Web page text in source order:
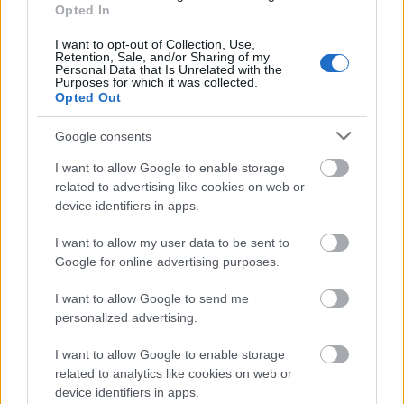
Opted In
I want to opt-out of Collection, Use,
Retention, Sale, and/or Sharing of my
Personal Data that Is Unrelated with the
Purposes for which it was collected.
Opted Out
Google consents
I want to allow Google to enable storage
related to advertising like cookies on web or
device identifiers in apps.
I want to allow my user data to be sent to
Google for online advertising purposes.
I want to allow Google to send me
personalized advertising.
I want to allow Google to enable storage
related to analytics like cookies on web or
device identifiers in apps.
Noel viszont egy egyszerű sorlemezt jelentetett meg,
szólómunkáit juttatja eszünkbe: kis grúvos
pszichédelia, de alapvetően a régi jó britpop – amit
szerzőként is fejlődik, a szövegekből is kitűnik, hogy
agyalós típus, próbálja megérteni és feldolgozni az
őt körülvevő világot. Mellesleg formációja, a High
Flying Birds egy tényleges zenekar, ezt az LP-t pedig
a stúdióban írta, végig Holmes támogatásával, tehát